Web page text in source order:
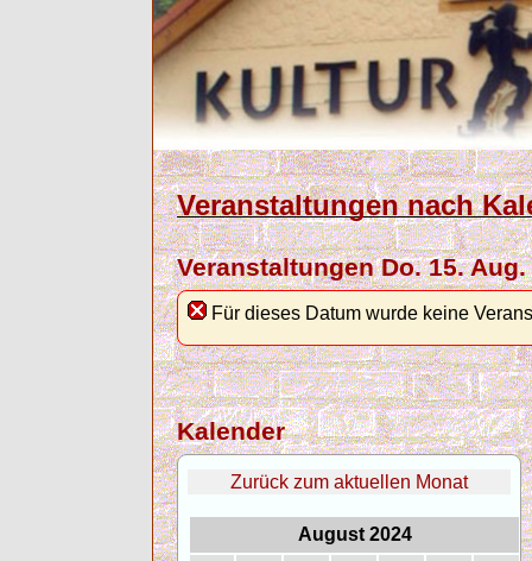
Veranstaltungen nach
Veranstaltungen Do. 15. Aug.
Für dieses Datum wurde keine
Kalender
Zurück zum aktuellen Monat
August 2024